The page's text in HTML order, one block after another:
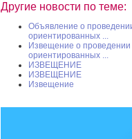
Другие новости по теме:
Объявление о
ориентированных ...
Извещение о проведении
ориентированных ...
ИЗВЕЩЕНИЕ
ИЗВЕЩЕНИЕ
Извещение